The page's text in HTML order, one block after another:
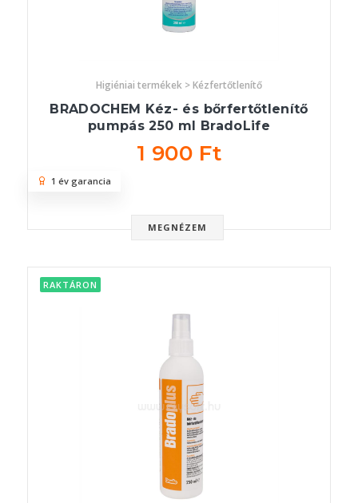
Higiéniai termékek > Kézfertőtlenítő
BRADOCHEM Kéz- és bőrfertőtlenítő
pumpás 250 ml BradoLife
1 900 Ft
MEGNÉZEM
1 év garancia
RAKTÁRON